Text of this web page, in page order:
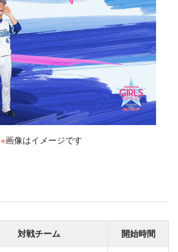
※画像はイメージです
対戦チーム 開始時間